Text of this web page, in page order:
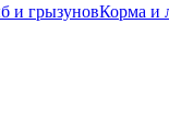
и грызуновКорма и